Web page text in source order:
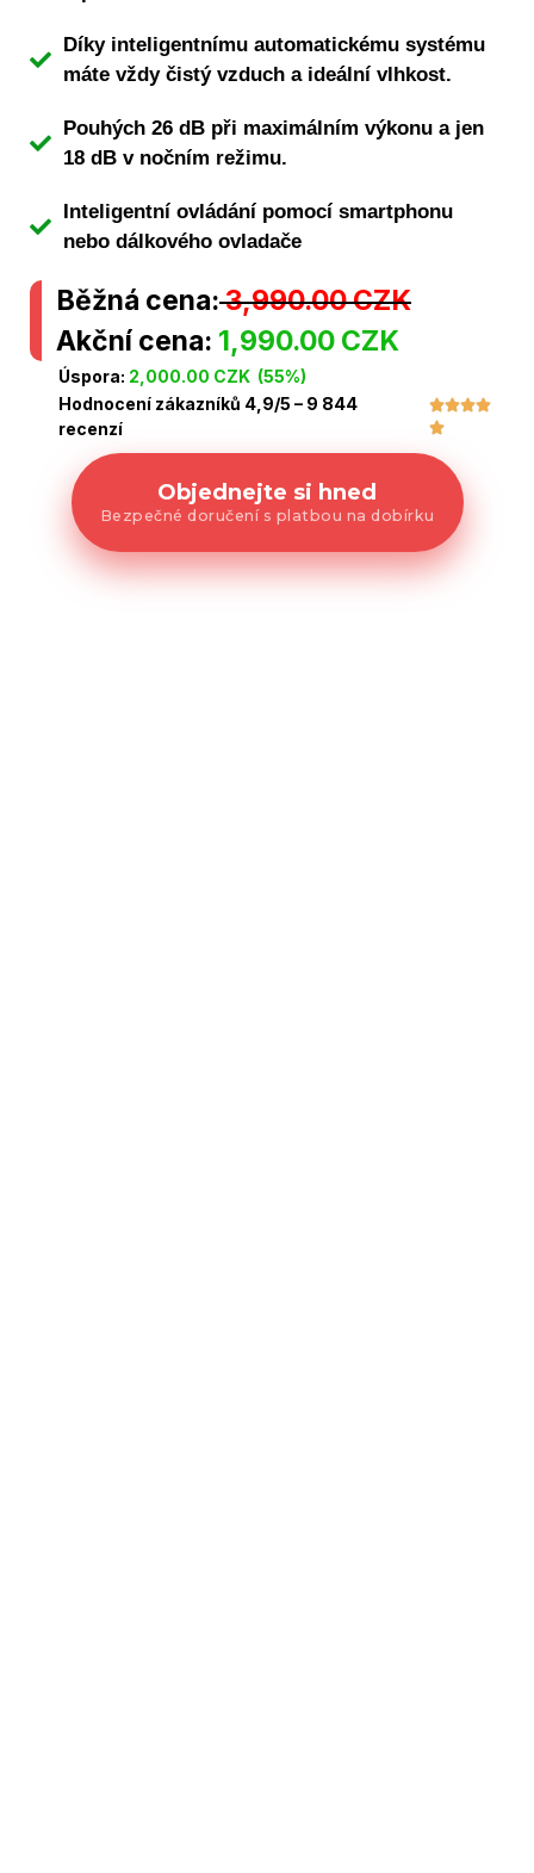
Díky inteligentnímu automatickému systému
máte vždy čistý vzduch a ideální vlhkost.
Pouhých 26 dB při maximálním výkonu a jen
18 dB v nočním režimu.
Inteligentní ovládání pomocí smartphonu
nebo dálkového ovladače
Běžná cena:3,990.00 CZK
Akční cena: 1,990.00 CZK
Úspora: 2,000.00 CZK (55%)
Hodnocení zákazníků 4,9/5 – 9 844
recenzí


Objednejte si hned
Bezpečné doručení s platbou na dobírku